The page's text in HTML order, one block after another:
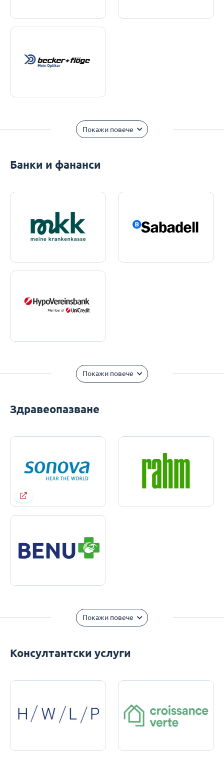
Покажи повече
Банки и фананси
Покажи повече
Здравеопазване
Покажи повече
Консултантски услуги